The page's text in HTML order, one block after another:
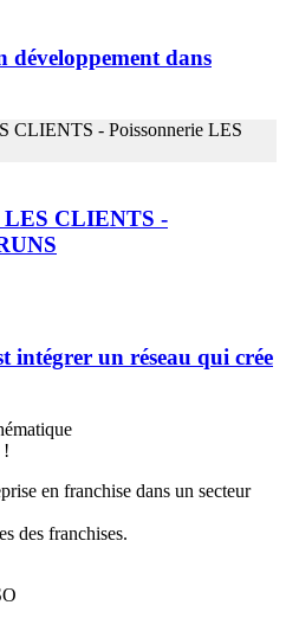
dans
CLIENTS -
intégrer un réseau qui crée
!
en franchise dans un secteur
des franchises.